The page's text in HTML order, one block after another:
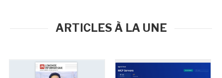
ARTICLES À LA UNE